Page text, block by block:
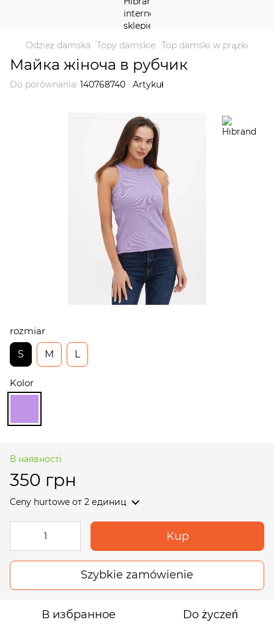
Odzież damska Topy damskie Top damski w prążki
Майка жіноча в рубчик
Do porównania: 140768740 Artykuł
rozmiar
S
M L
Kolor
В наявності
350 грн
Ceny hurtowe от 2 единиц
Kup
Szybkie zamówienie
В избранное Do życzeń